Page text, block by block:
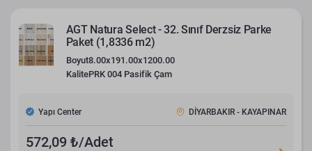
AGT Natura Select - 32. Sınıf Derzsiz Parke
Paket (1,8336 m2)
Boyut8.00x191.00x1200.00
KalitePRK 004 Pasifik Çam
Yapı Center DİYARBAKIR - KAYAPINAR
572,09 ₺/Adet